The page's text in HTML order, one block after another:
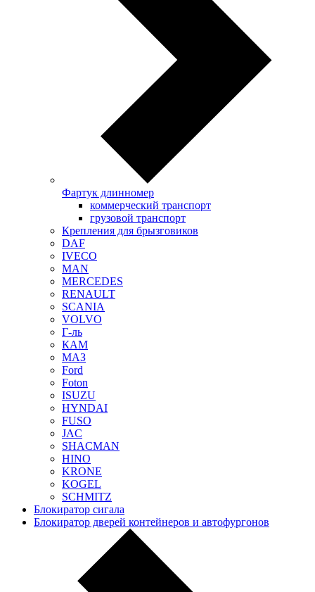
Фартук длинномер
коммерческий транспорт
грузовой транспорт
Крепления для брызговиков
DAF
IVECO
MAN
MERCEDES
RENAULT
SCANIA
VOLVO
Г-ль
КАМ
МАЗ
Ford
Foton
ISUZU
HYNDAI
FUSO
JAC
SHACMAN
HINO
KRONE
KOGEL
SCHMITZ
Блокиратор сигала
Блокиратор дверей контейнеров и автофургонов